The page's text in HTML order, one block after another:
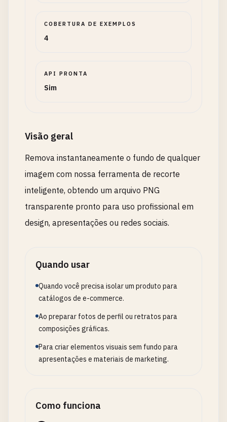
COBERTURA DE EXEMPLOS
4
API PRONTA
Sim
Visão geral
Remova instantaneamente o fundo de qualquer
imagem com nossa ferramenta de recorte
inteligente, obtendo um arquivo PNG
transparente pronto para uso profissional em
design, apresentações ou redes sociais.
Quando usar
Quando você precisa isolar um produto para
catálogos de e-commerce.
Ao preparar fotos de perfil ou retratos para
composições gráficas.
Para criar elementos visuais sem fundo para
apresentações e materiais de marketing.
Como funciona